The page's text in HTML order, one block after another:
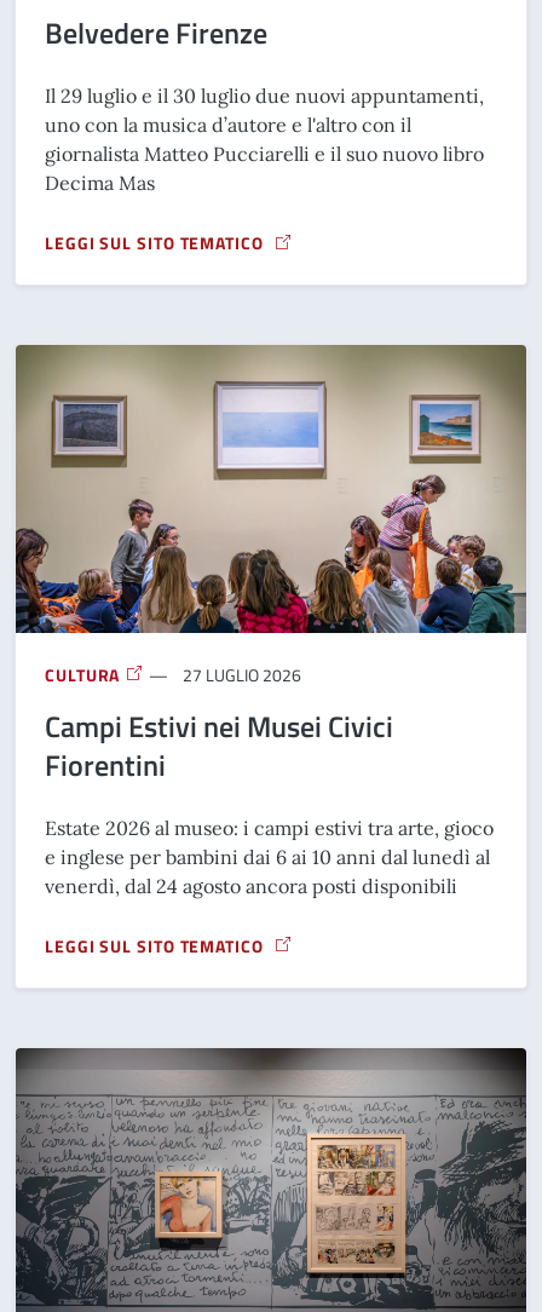
Belvedere Firenze
Il 29 luglio e il 30 luglio due nuovi appuntamenti,
uno con la musica d’autore e l'altro con il
giornalista Matteo Pucciarelli e il suo nuovo libro
Decima Mas
LEGGI SUL SITO TEMATICO
A PROPOSITO DI BELVEDERE FIRENZE
CULTURA 27 LUGLIO 2026
Campi Estivi nei Musei Civici
Fiorentini
Estate 2026 al museo: i campi estivi tra arte, gioco
e inglese per bambini dai 6 ai 10 anni dal lunedì al
venerdì, dal 24 agosto ancora posti disponibili
LEGGI SUL SITO TEMATICO
A PROPOSITO DI CAMPI ESTIVI NEI MUSEI CIVICI